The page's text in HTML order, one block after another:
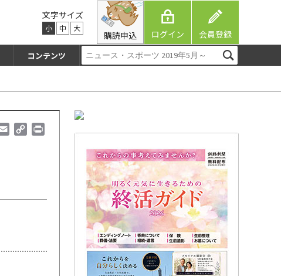
文字サイズ
小 中 大
購読申込 ログイン 会員登録
コンテンツ